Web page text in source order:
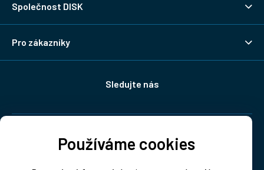
Používáme cookies
Společnost DISK
Pro zákazníky
Sledujte nás